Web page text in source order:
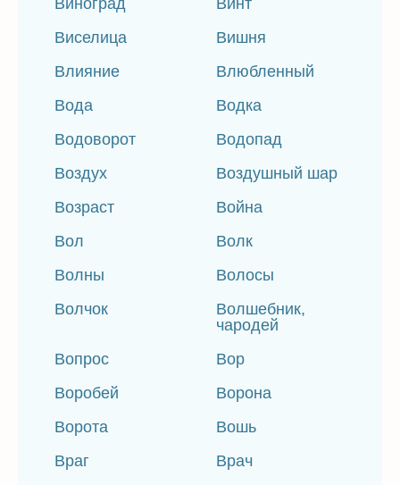
Виноград
Винт
Виселица
Вишня
Влияние
Влюбленный
Вода
Водка
Водоворот
Водопад
Воздух
Воздушный шар
Возраст
Война
Вол
Волк
Волны
Волосы
Волчок
Волшебник,
чародей
Вопрос
Вор
Воробей
Ворона
Ворота
Вошь
Враг
Врач